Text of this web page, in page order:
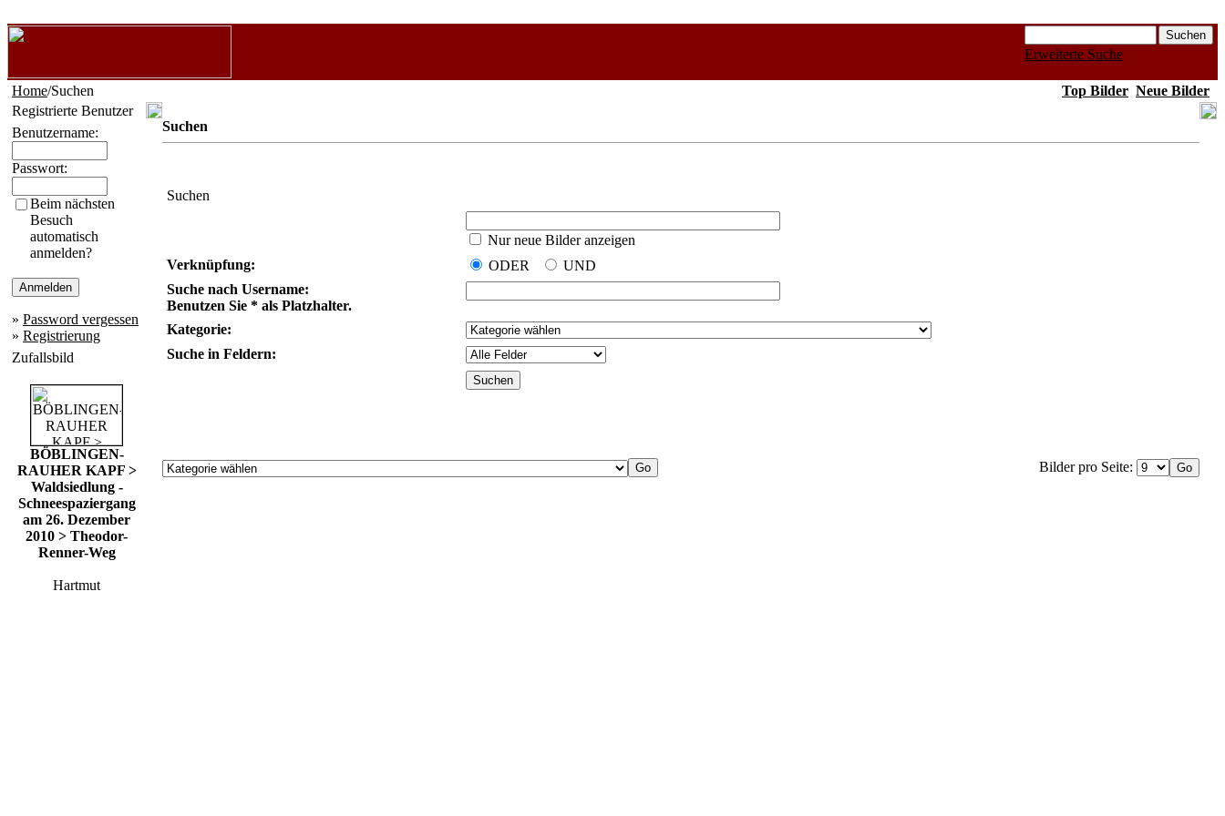
Erweiterte Suche
Home/Suchen Top Bilder Neue Bilder
Registrierte Benutzer
Benutzername:
Passwort:
Beim nächsten
Besuch
automatisch
anmelden?
» Password vergessen
» Registrierung
Zufallsbild
BÖBLINGEN-
RAUHER KAPF >
Waldsiedlung -
Schneespaziergang
am 26. Dezember
2010 > Theodor-
Renner-Weg
Hartmut
Suchen
Suchen
Nur neue Bilder anzeigen
Verknüpfung:
ODER
UND
Suche nach Username:
Benutzen Sie * als Platzhalter.
Kategorie:
Suche in Feldern:
Bilder pro Seite: